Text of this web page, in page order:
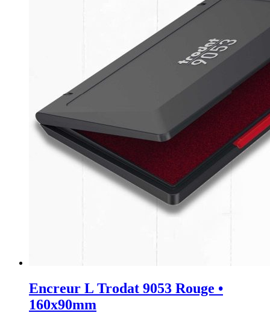
Encreur L Trodat 9053 Rouge •
160x90mm